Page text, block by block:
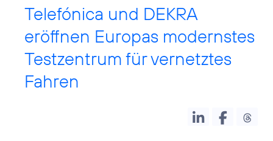
Telefónica und DEKRA
eröffnen Europas modernstes
Testzentrum für vernetztes
Fahren